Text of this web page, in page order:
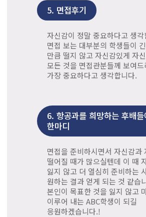
5. 면접후기
자신감이 정말 중요하다고 생각
면접 보는 대부분의 학생들이
만큼 떨지 않고 자신감있게 자
모든 것을 면접관분들께 보여드
가장 중요하다고 생각합니다.
6. 항공과를 희망하는 후배들
한마디
면접을 준비하시면서 자신감과
떨어질 때가 많으실텐데 이 때
잃지 않고 더 열심히 준비하는
원하는 결과 얻게 되는 것 같습
본인이 목표한 것을 잃지 않고
이루어 내는 ABC학생이 되길
응원하겠습니다.!